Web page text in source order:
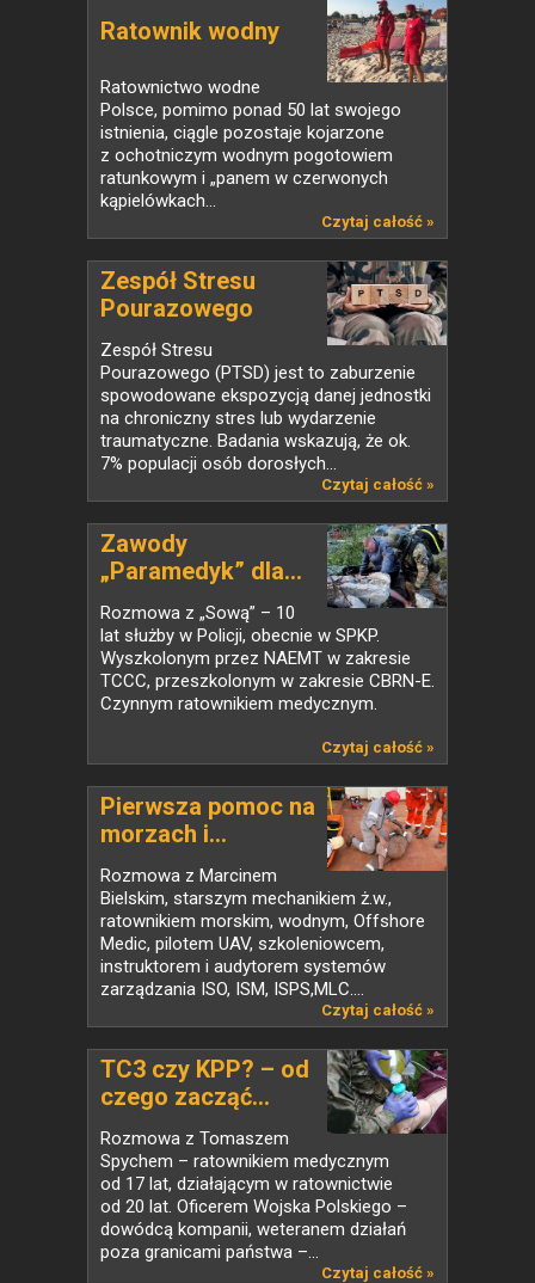
Ratownik wodny
Ratownictwo wodne
Polsce, pomimo ponad 50 lat swojego
istnienia, ciągle pozostaje kojarzone
z ochotniczym wodnym pogotowiem
ratunkowym i „panem w czerwonych
kąpielówkach...
Czytaj całość »
Zespół Stresu
Pourazowego
Zespół Stresu
Pourazowego (PTSD) jest to zaburzenie
spowodowane ekspozycją danej jednostki
na chroniczny stres lub wydarzenie
traumatyczne. Badania wskazują, że ok.
7% populacji osób dorosłych...
Czytaj całość »
Zawody
„Paramedyk” dla...
Rozmowa z „Sową” – 10
lat służby w Policji, obecnie w SPKP.
Wyszkolonym przez NAEMT w zakresie
TCCC, przeszkolonym w zakresie CBRN-E.
Czynnym ratownikiem medycznym.
Czytaj całość »
Pierwsza pomoc na
morzach i...
Rozmowa z Marcinem
Bielskim, starszym mechanikiem ż.w.,
ratownikiem morskim, wodnym, Offshore
Medic, pilotem UAV, szkoleniowcem,
instruktorem i audytorem systemów
zarządzania ISO, ISM, ISPS,MLC....
Czytaj całość »
TC3 czy KPP? – od
czego zacząć...
Rozmowa z Tomaszem
Spychem – ratownikiem medycznym
od 17 lat, działającym w ratownictwie
od 20 lat. Oficerem Wojska Polskiego –
dowódcą kompanii, weteranem działań
poza granicami państwa –...
Czytaj całość »